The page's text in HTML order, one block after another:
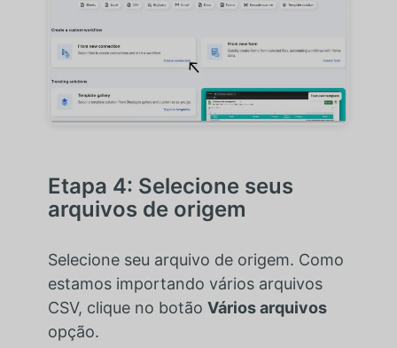
Etapa 4: Selecione seus
arquivos de origem
Selecione seu arquivo de origem. Como
estamos importando vários arquivos
CSV, clique no botão Vários arquivos
opção.